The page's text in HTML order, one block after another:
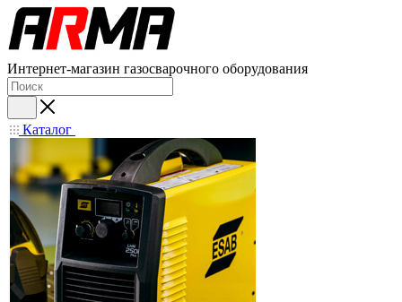
Интернет-магазин газосварочного оборудования
Каталог